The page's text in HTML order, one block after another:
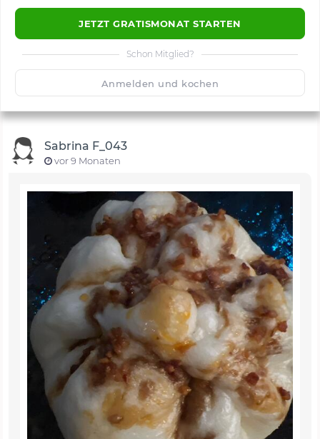
JETZT GRATISMONAT STARTEN
Schon Mitglied?
Anmelden und kochen
🙂 Speichern
Sabrina F_043
vor 9 Monaten